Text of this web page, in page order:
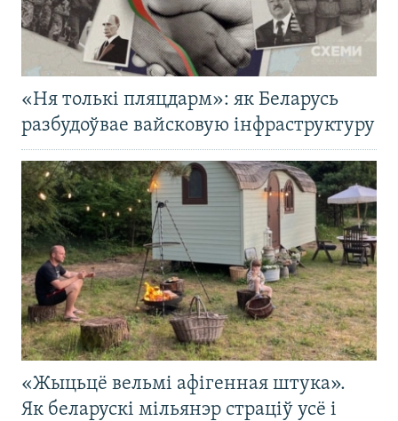
«Ня толькі пляцдарм»: як Беларусь
разбудоўвае вайсковую інфраструктуру
«Жыцьцё вельмі афігенная штука».
Як беларускі мільянэр страціў усё і